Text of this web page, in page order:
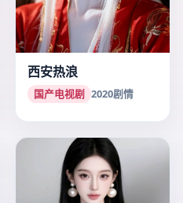
西安热浪
国产电视剧 2020剧情